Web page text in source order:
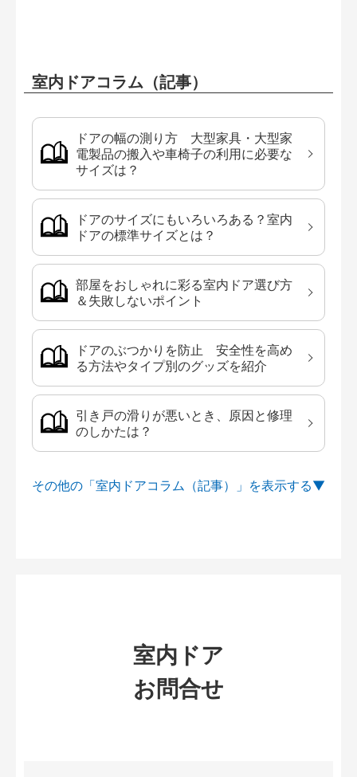
室内ドアコラム（記事）
ドアの幅の測り方 大型家具・大型家
電製品の搬入や車椅子の利用に必要な
サイズは？
ドアのサイズにもいろいろある？室内
ドアの標準サイズとは？
部屋をおしゃれに彩る室内ドア選び方
＆失敗しないポイント
ドアのぶつかりを防止 安全性を高め
る方法やタイプ別のグッズを紹介
引き戸の滑りが悪いとき、原因と修理
のしかたは？
その他の「室内ドアコラム（記事）」を
室内ドア
お問合せ